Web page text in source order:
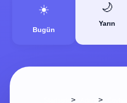
☀️
Bugün
🌙
Yarın
> >